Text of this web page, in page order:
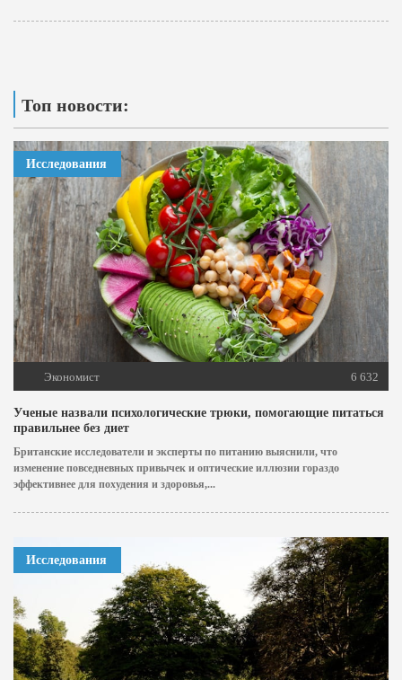
Топ новости:
Исследования
Экономист 6 632
Ученые назвали психологические трюки, помогающие питаться
правильнее без диет
Британские исследователи и эксперты по питанию выяснили, что
изменение повседневных привычек и оптические иллюзии гораздо
эффективнее для похудения и здоровья,...
Исследования